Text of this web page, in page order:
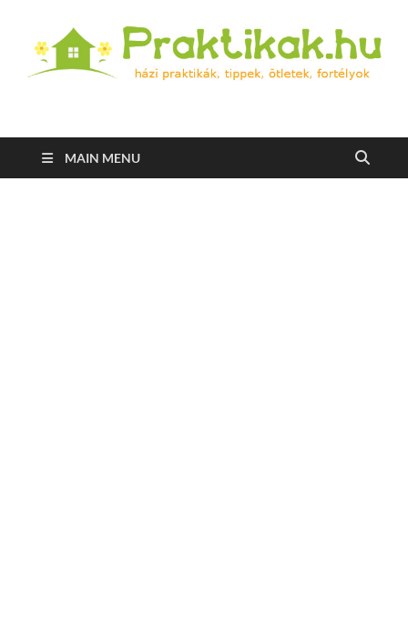
Praktikak.hu
MAIN MENU